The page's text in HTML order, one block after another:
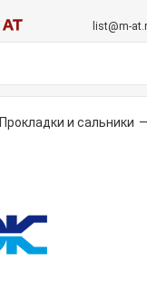
list@m-
Прокладки и сальники —